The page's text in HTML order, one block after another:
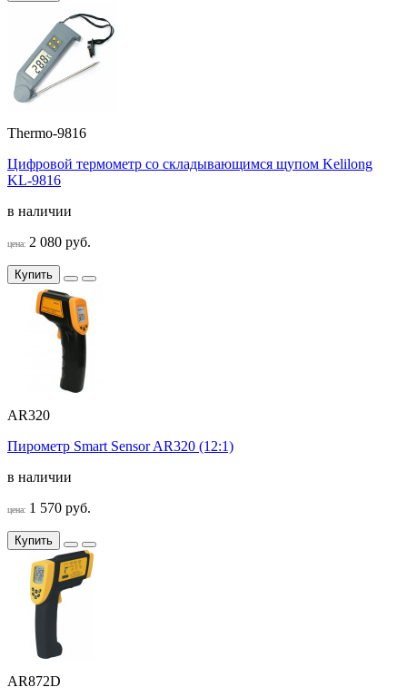
Thermo-9816
Цифровой термометр со складывающимся щупом Kelilong
KL-9816
в наличии
цена: 2 080 руб.
Купить
AR320
Пирометр Smart Sensor AR320 (12:1)
в наличии
цена: 1 570 руб.
Купить
AR872D